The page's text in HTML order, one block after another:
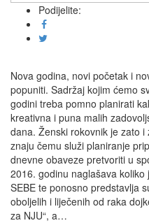
Podijelite:
Nova godina, novi početak i
popuniti. Sadržaj kojim ćemo
godini treba pomno planirati
kreativna i puna malih
dana. Ženski rokovnik je zato
znaju čemu služi planiranje
dnevne obaveze pretvoriti u
2016. godinu naglašava
SEBE te ponosno predstavlja
oboljelih i liječenih od raka
za NJU“, a…